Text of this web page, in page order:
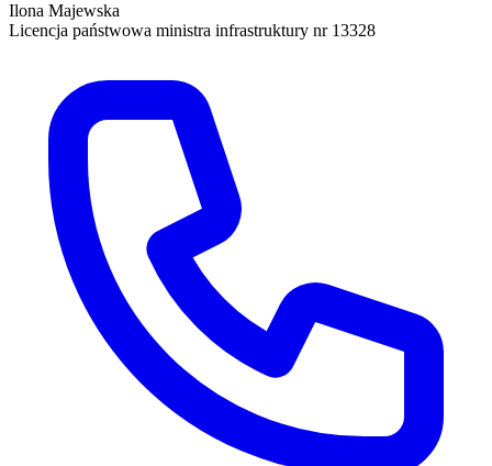
Ilona Majewska
Licencja państwowa ministra infrastruktury nr 13328